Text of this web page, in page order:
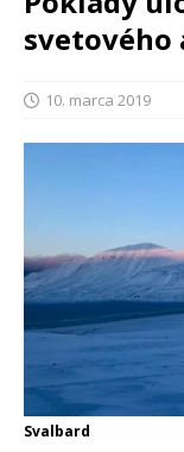
svetového
10. marca 2019
Svalbard